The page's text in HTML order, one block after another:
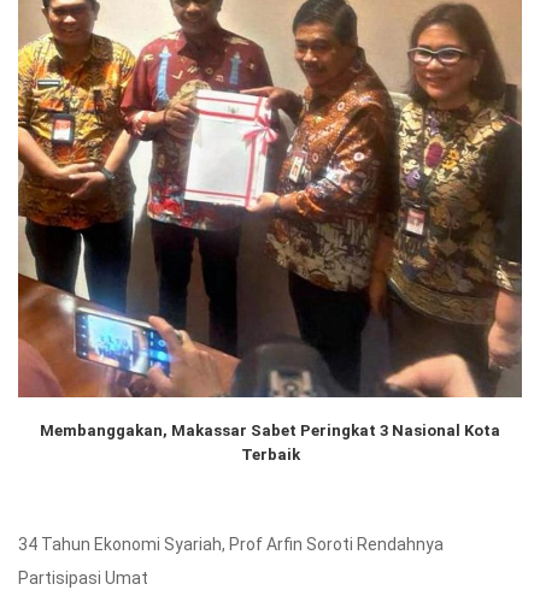
Membanggakan, Makassar Sabet Peringkat 3 Nasional Kota
Terbaik
34 Tahun Ekonomi Syariah, Prof Arfin Soroti Rendahnya
Partisipasi Umat